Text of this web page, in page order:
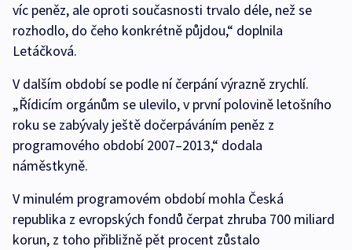
víc peněz, ale oproti současnosti trvalo déle, než se
rozhodlo, do čeho konkrétně půjdou,“ doplnila
Letáčková.
V dalším období se podle ní čerpání výrazně zrychlí.
„Řídicím orgánům se ulevilo, v první polovině letošního
roku se zabývaly ještě dočerpáváním peněz z
programového období 2007–2013,“ dodala
náměstkyně.
V minulém programovém období mohla Česká
republika z evropských fondů čerpat zhruba 700 miliard
korun, z toho přibližně pět procent zůstalo